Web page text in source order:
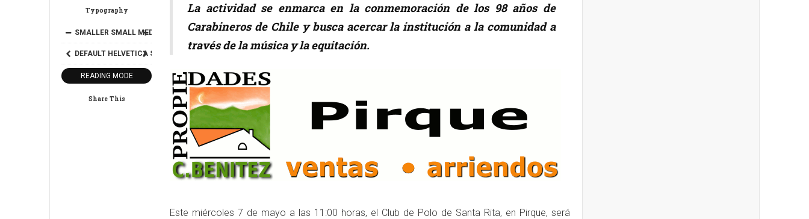
Typography
SMALLER SMALL MEDIUM BIGGER
DEFAULT HELVETICA SEGOE
READING MODE
Share This
La actividad se enmarca en la conmemoración de los 98 años de
Carabineros de Chile y busca acercar la institución a la comunidad a
través de la música y la equitación.
Este miércoles 7 de mayo a las 11:00 horas, el Club de Polo de Santa Rita, en Pirque, será